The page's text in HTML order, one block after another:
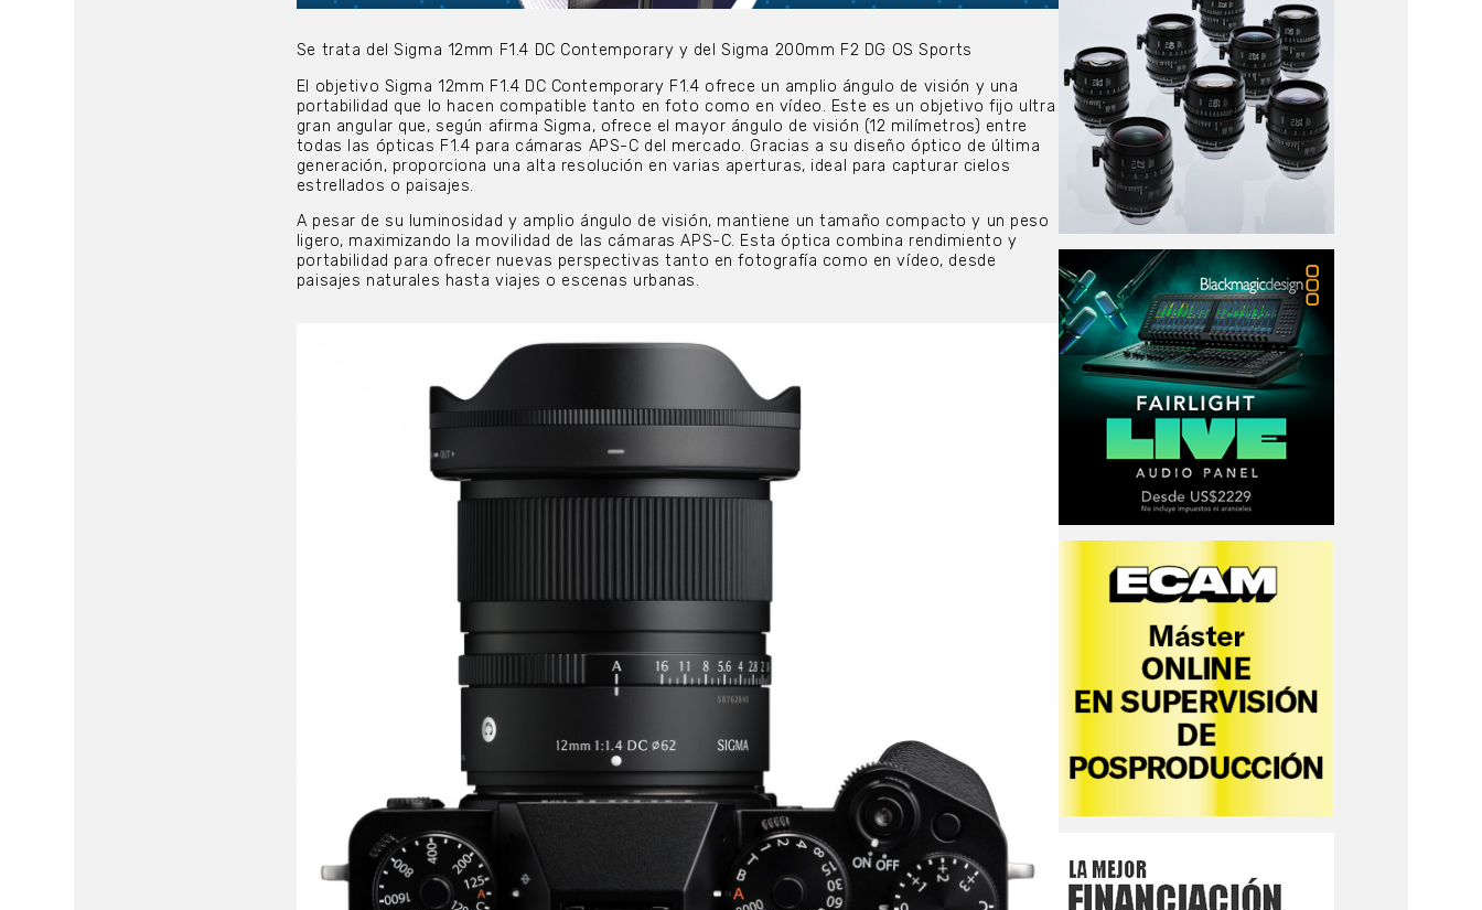
Se trata del Sigma 12mm F1.4 DC Contemporary y del Sigma 200mm F2 DG OS Sports
El objetivo Sigma 12mm F1.4 DC Contemporary F1.4 ofrece un amplio ángulo de visión y una
portabilidad que lo hacen compatible tanto en foto como en vídeo. Este es un objetivo fijo ultra
gran angular que, según afirma Sigma, ofrece el mayor ángulo de visión (12 milímetros) entre
todas las ópticas F1.4 para cámaras APS-C del mercado. Gracias a su diseño óptico de última
generación, proporciona una alta resolución en varias aperturas, ideal para capturar cielos
estrellados o paisajes.
A pesar de su luminosidad y amplio ángulo de visión, mantiene un tamaño compacto y un peso
ligero, maximizando la movilidad de las cámaras APS-C. Esta óptica combina rendimiento y
portabilidad para ofrecer nuevas perspectivas tanto en fotografía como en vídeo, desde
paisajes naturales hasta viajes o escenas urbanas.